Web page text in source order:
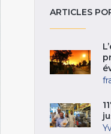
ARTICLES